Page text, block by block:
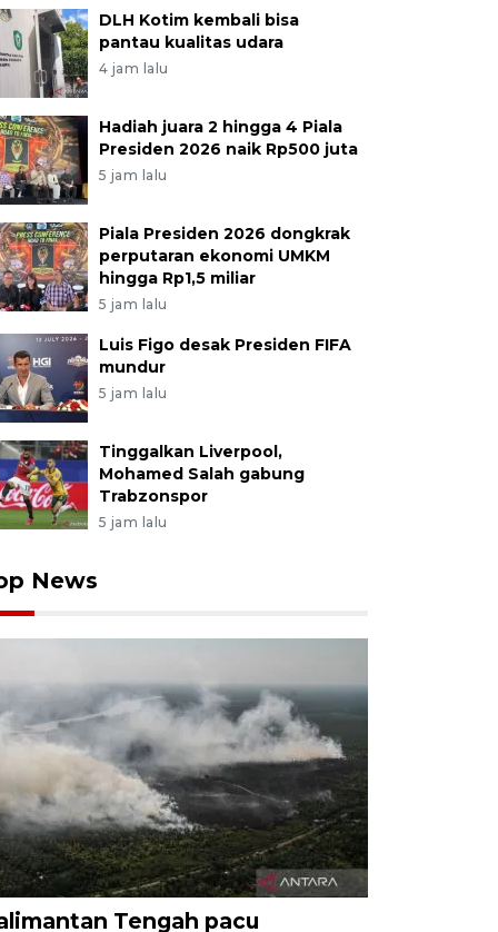
DLH Kotim kembali bisa
pantau kualitas udara
4 jam lalu
Hadiah juara 2 hingga 4 Piala
Presiden 2026 naik Rp500 juta
5 jam lalu
Piala Presiden 2026 dongkrak
perputaran ekonomi UMKM
hingga Rp1,5 miliar
5 jam lalu
Luis Figo desak Presiden FIFA
mundur
5 jam lalu
Tinggalkan Liverpool,
Mohamed Salah gabung
Trabzonspor
5 jam lalu
News
Tengah pacu